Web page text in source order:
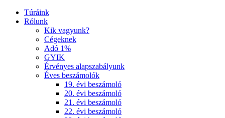
Túráink
Rólunk
Kik vagyunk?
Cégeknek
Adó 1%
GYIK
Érvényes alapszabályunk
Éves beszámolók
19. évi beszámoló
20. évi beszámoló
21. évi beszámoló
22. évi beszámoló